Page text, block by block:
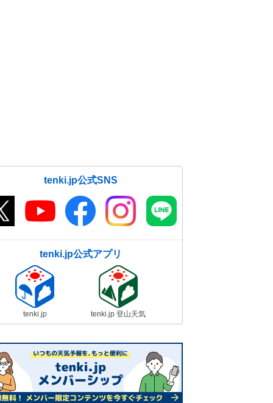
tenki.jp公式SNS
tenki.jp公式アプリ
tenki.jp tenki.jp 登山天気